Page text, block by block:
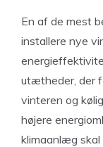
En af de mest
installere nye
utætheder, der
vinteren og
højere
klimaanlæg